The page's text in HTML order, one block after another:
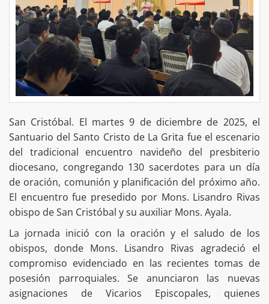
San Cristóbal. El martes 9 de diciembre de 2025, el
Santuario del Santo Cristo de La Grita fue el escenario
del tradicional encuentro navideño del presbiterio
diocesano, congregando 130 sacerdotes para un día
de oración, comunión y planificación del próximo año.
El encuentro fue presedido por Mons. Lisandro Rivas
obispo de San Cristóbal y su auxiliar Mons. Ayala.
La jornada inició con la oración y el saludo de los
obispos, donde Mons. Lisandro Rivas agradeció el
compromiso evidenciado en las recientes tomas de
posesión parroquiales. Se anunciaron las nuevas
asignaciones de Vicarios Episcopales, quienes